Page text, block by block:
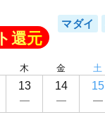
還元
マダイ
木
13
金
14
土
15